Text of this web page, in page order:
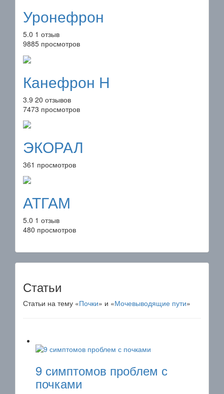
Уронефрон
5.0 1 отзыв
9885 просмотров
Канефрон Н
3.9 20 отзывов
7473 просмотров
ЭКОРАЛ
361 просмотров
АТГАМ
5.0 1 отзыв
480 просмотров
Статьи
Статьи на тему «Почки» и «Мочевыводящие пути»
9 симптомов проблем с
почками